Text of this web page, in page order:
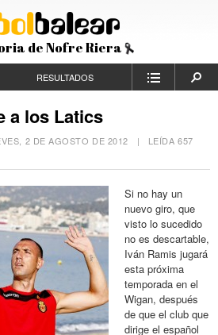
de Nofre Riera
RESULTADOS
a los Latics
2 DE AGOSTO DE 2012 | LEÍDA 657
Si no hay un
nuevo giro, que
visto lo sucedido
no es descartable,
Iván Ramis jugará
esta próxima
temporada en el
Wigan, después
de que el club que
dirige el español